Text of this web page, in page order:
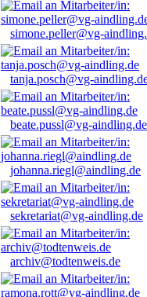
simone.peller@vg-
tanja.posch@vg-
beate.pussl@vg-aindling.de
johanna.riegl@aindling.de
sekretariat@vg-aindling.de
archiv@todtenweis.de